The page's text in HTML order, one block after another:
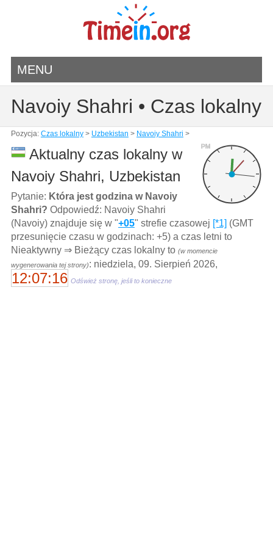
MENU
Navoiy Shahri • Czas lokalny
Pozycja: Czas lokalny> Uzbekistan > Navoiy Shahri >
PM
Aktualny czas lokalny w
Navoiy Shahri, Uzbekistan
Pytanie: Która jest godzina w Navoiy
Shahri? Odpowiedź: Navoiy Shahri
(Navoiy) znajduje się w "+05" strefie czasowej [*1] (GMT
przesunięcie czasu w godzinach: +5) a czas letni to
Nieaktywny ⇒ Bieżący czas lokalny to (w momencie
wygenerowania tej strony): niedziela, 09. Sierpień 2026,
12:07:16 Odśwież stronę, jeśli to konieczne